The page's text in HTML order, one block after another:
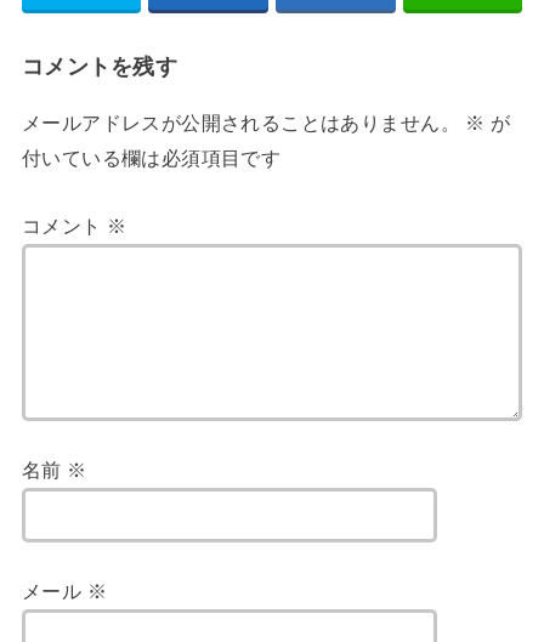
コメントを残す
メールアドレスが公開されることはありません。 ※ が
付いている欄は必須項目です
コメント ※
名前 ※
メール ※